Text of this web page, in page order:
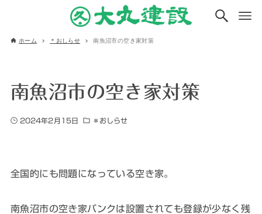
ホーム ＊おしらせ 南魚沼市の空き家対策
南魚沼市の空き家対策
2024年2月15日 ＊おしらせ
全国的にも問題になっている空き家。
南魚沼市の空き家バンクは設置されても登録が少なく残